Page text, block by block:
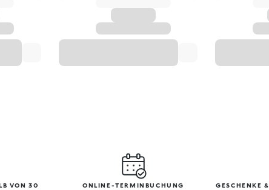
VON 30
ONLINE-TERMINBUCHUNG GESCHENKE